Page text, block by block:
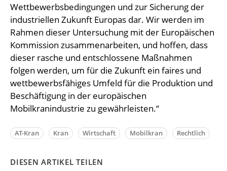
Wettbewerbsbedingungen und zur Sicherung der
industriellen Zukunft Europas dar. Wir werden im
Rahmen dieser Untersuchung mit der Europäischen
Kommission zusammenarbeiten, und hoffen, dass
dieser rasche und entschlossene Maßnahmen
folgen werden, um für die Zukunft ein faires und
wettbewerbsfähiges Umfeld für die Produktion und
Beschäftigung in der europäischen
Mobilkranindustrie zu gewährleisten.“
AT-Kran Kran Wirtschaft Mobilkran Rechtlich
DIESEN ARTIKEL TEILEN